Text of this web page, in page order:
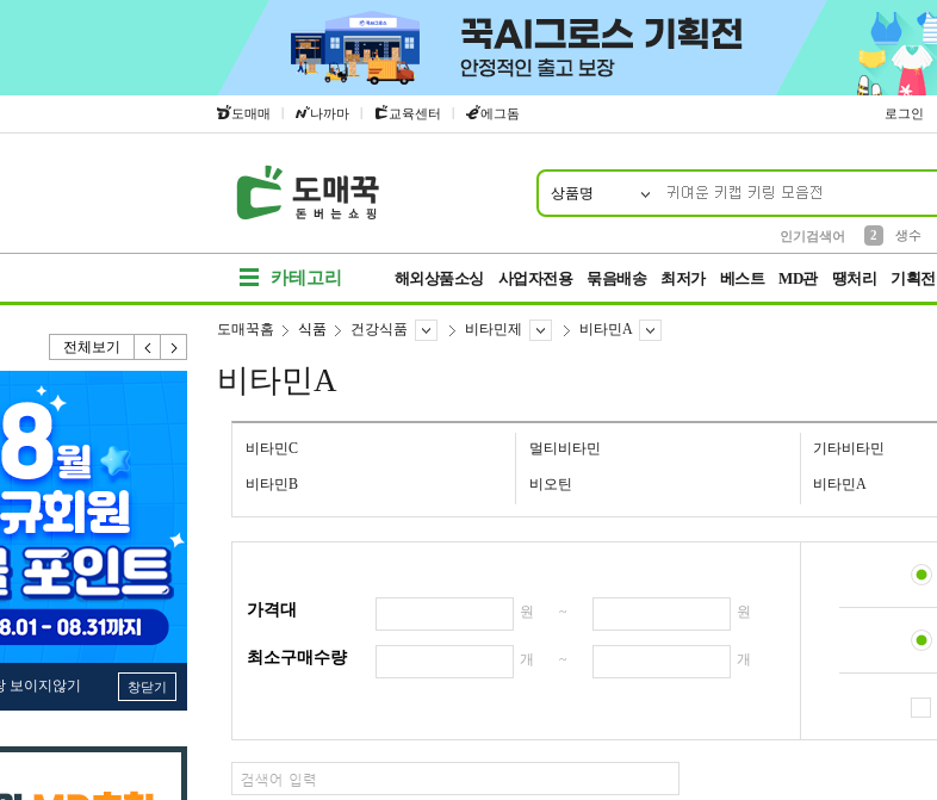
도매매 | 나까마 | 교육센터 | 에그돔 로그인
상품명
인기검색어
2
생수
카테고리 해외상품소싱 사업자전용 묶음배송 최저가 베스트 MD관 땡처리 기획전
전체보기
보이지않기 창닫기
도매꾹홈 식품 건강식품 비타민제 비타민A
비타민A
비타민C 멀티비타민 기타비타민
비타민B 비오틴 비타민A
가격대 원 ~ 원
최소구매수량 개 ~ 개